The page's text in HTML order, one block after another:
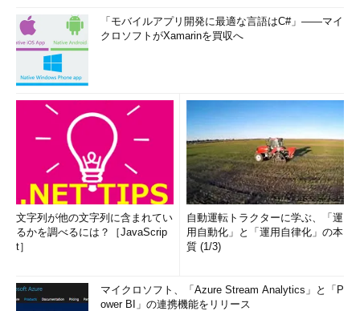
「モバイルアプリ開発に最適な言語はC#」――マイ
クロソフトがXamarinを買収へ
文字列が他の文字列に含まれてい
るかを調べるには？［JavaScrip
t］
自動運転トラクターに学ぶ、「運
用自動化」と「運用自律化」の本
質 (1/3)
マイクロソフト、「Azure Stream Analytics」と「P
ower BI」の連携機能をリリース